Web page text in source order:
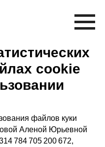
файлов куки
Аленой Юрьевной
784 705 200 672,